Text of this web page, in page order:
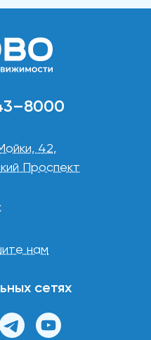
42,
Проспект
нам
сетях